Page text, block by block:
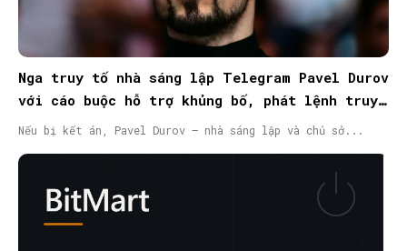
Nga truy tố nhà sáng lập Telegram Pavel Durov
với cáo buộc hỗ trợ khủng bố, phát lệnh truy
nã quốc tế
Nếu bị kết án, Pavel Durov – nhà sáng lập và chủ sở...